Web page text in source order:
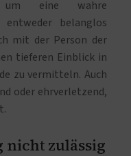
eine wahre
entweder belanglos
mit der Person der
tieferen Einblick in
zu vermitteln. Auch
oder ehrverletzend,
zulässig